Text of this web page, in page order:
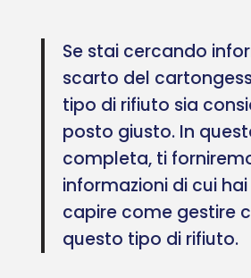
Se stai cercando
scarto del
tipo di rifiuto sia
posto giusto. In
completa, ti
informazioni di cui
capire come gestire
questo tipo di rifiuto.